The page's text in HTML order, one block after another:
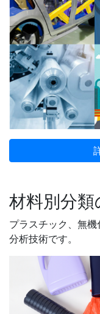
材料別分類
プラスチック、無
分析技術です。